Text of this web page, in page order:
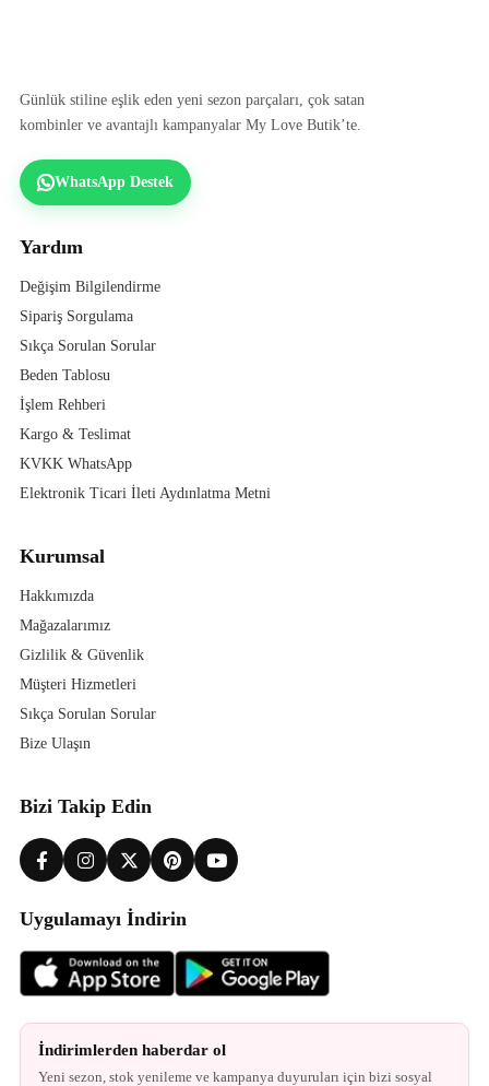
Günlük stiline eşlik eden yeni sezon parçaları, çok satan
kombinler ve avantajlı kampanyalar My Love Butik’te.
WhatsApp Destek
Yardım
Değişim Bilgilendirme
Sipariş Sorgulama
Sıkça Sorulan Sorular
Beden Tablosu
İşlem Rehberi
Kargo & Teslimat
KVKK WhatsApp
Elektronik Ticari İleti Aydınlatma Metni
Kurumsal
Hakkımızda
Mağazalarımız
Gizlilik & Güvenlik
Müşteri Hizmetleri
Sıkça Sorulan Sorular
Bize Ulaşın
Bizi Takip Edin
Uygulamayı İndirin
İndirimlerden haberdar ol
Yeni sezon, stok yenileme ve kampanya duyuruları için bizi sosyal